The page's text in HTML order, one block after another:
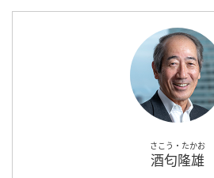
さこう・たかお
酒匂隆雄